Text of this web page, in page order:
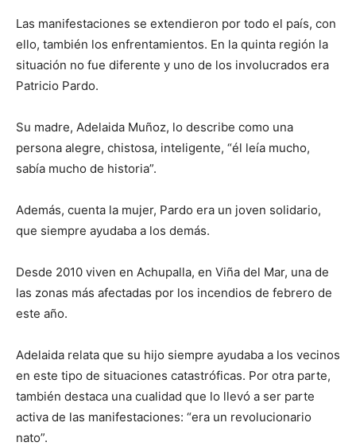
Las manifestaciones se extendieron por todo el país, con
ello, también los enfrentamientos. En la quinta región la
situación no fue diferente y uno de los involucrados era
Patricio Pardo.
Su madre, Adelaida Muñoz, lo describe como una
persona alegre, chistosa, inteligente, “él leía mucho,
sabía mucho de historia”.
Además, cuenta la mujer, Pardo era un joven solidario,
que siempre ayudaba a los demás.
Desde 2010 viven en Achupalla, en Viña del Mar, una de
las zonas más afectadas por los incendios de febrero de
este año.
Adelaida relata que su hijo siempre ayudaba a los vecinos
en este tipo de situaciones catastróficas. Por otra parte,
también destaca una cualidad que lo llevó a ser parte
activa de las manifestaciones: “era un revolucionario
nato”.